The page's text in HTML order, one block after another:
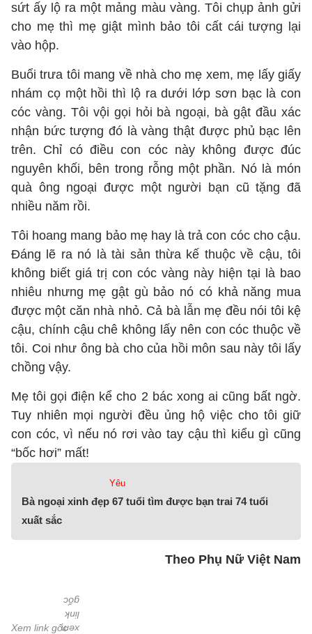
sứt ấy lộ ra một mảng màu vàng. Tôi chụp ảnh gửi
cho mẹ thì mẹ giật mình bảo tôi cất cái tượng lại
vào hộp.
Buổi trưa tôi mang về nhà cho mẹ xem, mẹ lấy giấy
nhám cọ một hồi thì lộ ra dưới lớp sơn bạc là con
cóc vàng. Tôi vội gọi hỏi bà ngoại, bà gật đầu xác
nhận bức tượng đó là vàng thật được phủ bạc lên
trên. Chỉ có điều con cóc này không được đúc
nguyên khối, bên trong rỗng một phần. Nó là món
quà ông ngoại được một người bạn cũ tặng đã
nhiều năm rồi.
Tôi hoang mang bảo mẹ hay là trả con cóc cho cậu.
Đáng lẽ ra nó là tài sản thừa kế thuộc về cậu, tôi
không biết giá trị con cóc vàng này hiện tại là bao
nhiêu nhưng mẹ gật gù bảo nó có khả năng mua
được một căn nhà nhỏ. Cả bà lẫn mẹ đều nói tôi kệ
cậu, chính cậu chê không lấy nên con cóc thuộc về
tôi. Coi như ông bà cho của hồi môn sau này tôi lấy
chồng vậy.
Mẹ tôi gọi điện kể cho 2 bác xong ai cũng bất ngờ.
Tuy nhiên mọi người đều ủng hộ việc cho tôi giữ
con cóc, vì nếu nó rơi vào tay cậu thì kiểu gì cũng
“bốc hơi” mất!
Yêu
Bà ngoại xinh đẹp 67 tuổi tìm được bạn trai 74 tuổi
xuất sắc
Theo Phụ Nữ Việt Nam
Xem link gốc